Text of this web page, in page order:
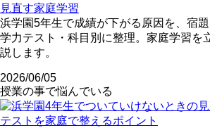
見直す家庭学習
浜学園5年生で成績が下がる原因を、宿
学力テスト・科目別に整理。家庭学習を
説します。
2026/06/05
授業の事で悩んでいる